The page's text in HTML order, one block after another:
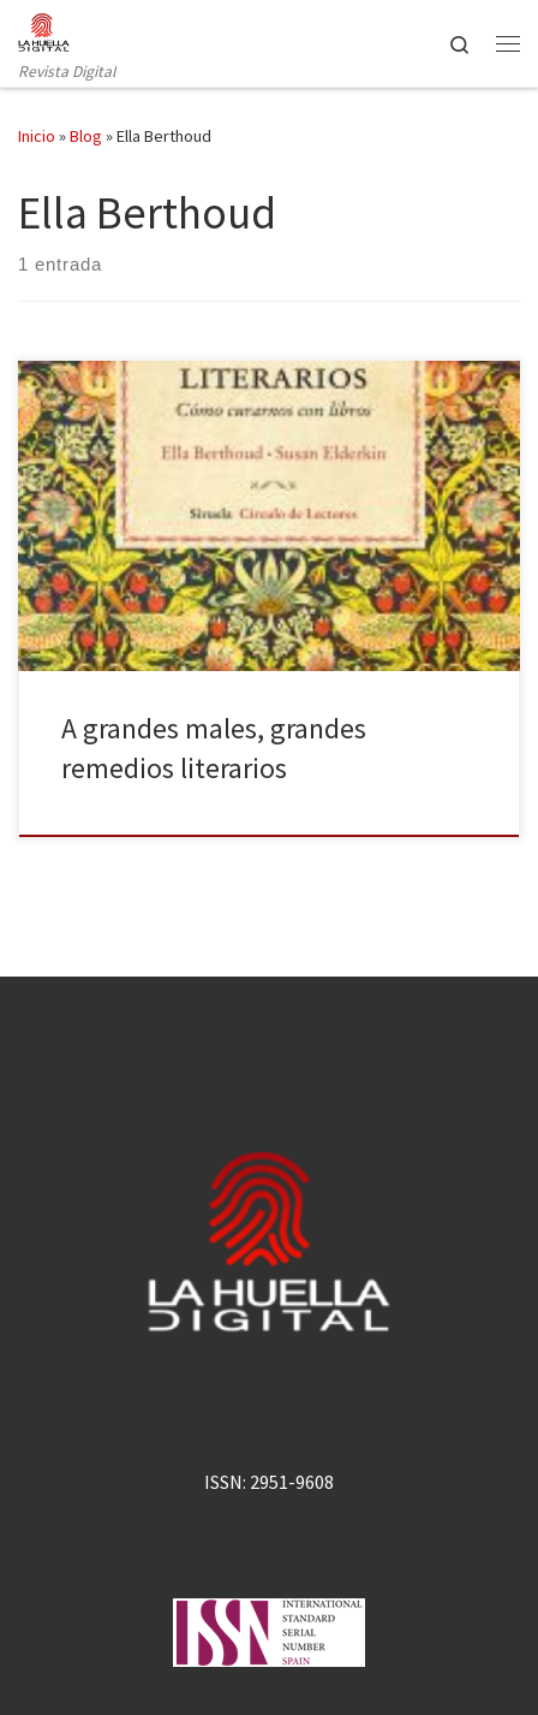
Saltar al contenido
Revista Digital
Search
Inicio »Blog »Ella Berthoud
Ella Berthoud
1 entrada
Lectores y lectoras, bibliófilos y bibliófilas y demás especímenes
habitantes de librerías y bibliotecas, ¿cuántas veces os han
tomado por locos cuando habéis dicho que lo único que
necesitáis para curaros es un libro? Y da igual que estemos
estresados, que tengamos mal de amores o que nos hayamos
roto […]
A grandes males, grandes
remedios literarios
ISSN: 2951-9608